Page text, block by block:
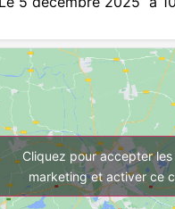
Cliquez pour accepter
marketing et activer ce